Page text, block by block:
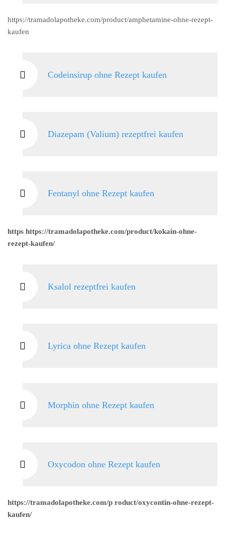
https://tramadolapotheke.com/product/amphetamine-ohne-rezept-
kaufen
Codeinsirup ohne Rezept kaufen
Diazepam (Valium) rezeptfrei kaufen
Fentanyl ohne Rezept kaufen
https https://tramadolapotheke.com/product/kokain-ohne-
rezept-kaufen/
Ksalol rezeptfrei kaufen
Lyrica ohne Rezept kaufen
Morphin ohne Rezept kaufen
Oxycodon ohne Rezept kaufen
https://tramadolapotheke.com/p roduct/oxycontin-ohne-rezept-
kaufen/